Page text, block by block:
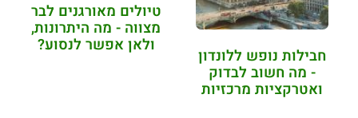
חבילות נופש ללונדון
- מה חשוב לבדוק
ואטרקציות מרכזיות
טיולים מאורגנים לבר
מצווה - מה היתרונות,
ולאן אפשר לנסוע?